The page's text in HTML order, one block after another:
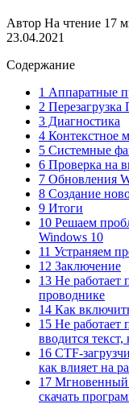
Автор На чтение 17
23.04.2021
Содержание
1 Аппаратные
2
3 Диагностика
4 Контекстное
5 Системные
6 Проверка на
7 Обновления
8 Создание
9 Итоги
10 Решаем
Windows 10
11 Устраняем
12 Заключение
13 Не работает
проводнике
14 Как
15 Не работает
вводится
16 CTF-
как влияет на
17 Мгновенный
скачать